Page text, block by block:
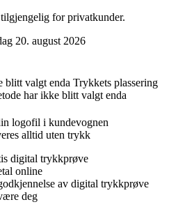
tilgjengelig for privatkunder.
20. august 2026
blitt valgt enda Trykkets plassering
har ikke blitt valgt enda
logofil i kundevognen
alltid uten trykk
digital trykkprøve
online
av digital trykkprøve
deg